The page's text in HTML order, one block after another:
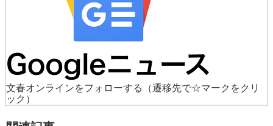
文春オンラインをフォローする
（遷移先で☆マークをクリ
ック）